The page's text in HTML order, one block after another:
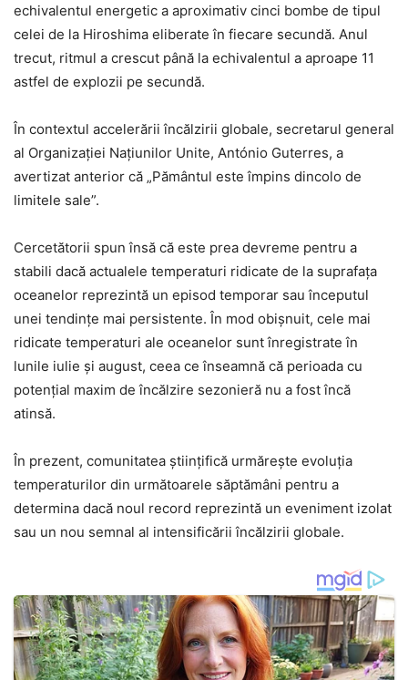
echivalentul energetic a aproximativ cinci bombe de tipul
celei de la Hiroshima eliberate în fiecare secundă. Anul
trecut, ritmul a crescut până la echivalentul a aproape 11
astfel de explozii pe secundă.
În contextul accelerării încălzirii globale, secretarul general
al Organizației Națiunilor Unite, António Guterres, a
avertizat anterior că „Pământul este împins dincolo de
limitele sale”.
Cercetătorii spun însă că este prea devreme pentru a
stabili dacă actualele temperaturi ridicate de la suprafața
oceanelor reprezintă un episod temporar sau începutul
unei tendințe mai persistente. În mod obișnuit, cele mai
ridicate temperaturi ale oceanelor sunt înregistrate în
lunile iulie și august, ceea ce înseamnă că perioada cu
potențial maxim de încălzire sezonieră nu a fost încă
atinsă.
În prezent, comunitatea științifică urmărește evoluția
temperaturilor din următoarele săptămâni pentru a
determina dacă noul record reprezintă un eveniment izolat
sau un nou semnal al intensificării încălzirii globale.